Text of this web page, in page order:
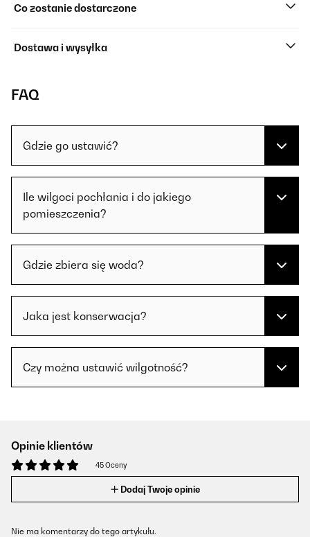
Co zostanie dostarczone
Dostawa i wysyłka
FAQ
Gdzie go ustawić?
Ile wilgoci pochłania i do jakiego
pomieszczenia?
Gdzie zbiera się woda?
Jaka jest konserwacja?
Czy można ustawić wilgotność?
Opinie klientów
45 Oceny
Dodaj Twoje opinie
Nie ma komentarzy do tego artykułu.